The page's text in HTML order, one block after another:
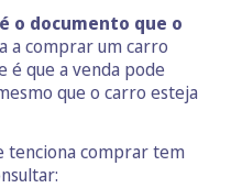
o documento que o
a comprar um carro
é que a venda pode
que o carro esteja
tenciona comprar tem